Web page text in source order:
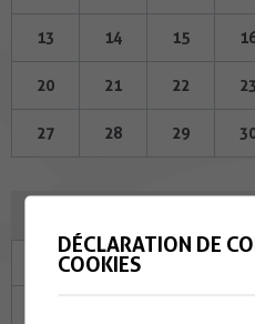
13 14 15
20 21 22 23
27 28 29
Ma
DÉCLARATION DE
COOKIES